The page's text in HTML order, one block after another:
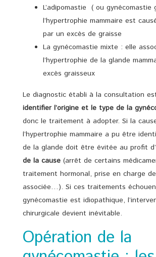
L’adipomastie ( ou gynécomastie
l’hypertrophie mammaire est
par un excès de graisse
La gynécomastie mixte : elle
l’hypertrophie de la glande
excès graisseux
Le diagnostic établi à la consultation
identifier l’origine et le type de la
donc le traitement à adopter. Si la
l’hypertrophie mammaire a pu être
de la glande doit être évitée au profit
de la cause (arrêt de certains
traitement hormonal, prise en charge
associée…). Si ces traitements
gynécomastie est idiopathique,
chirurgicale devient inévitable.
Opération de la